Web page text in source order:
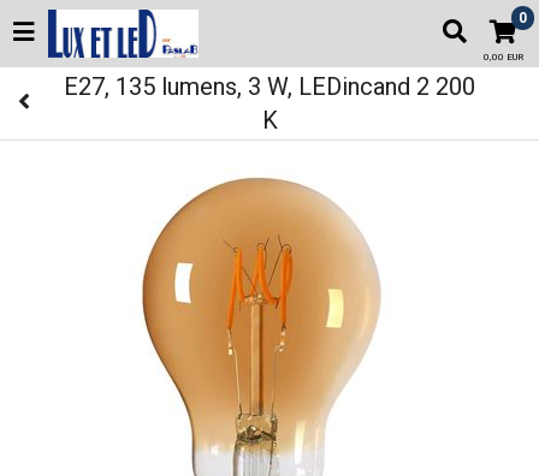
0
0,00 EUR
E27, 135 lumens, 3 W, LEDincand 2 200
K